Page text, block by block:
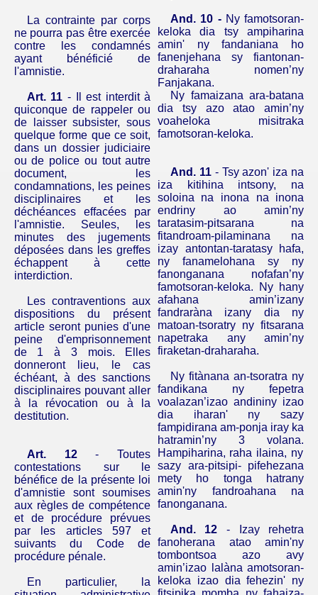
La contrainte par corps
ne pourra pas être exercée
contre les condamnés
ayant bénéficié de
l'amnistie.
Art. 11 - Il est interdit à
quiconque de rappeler ou
de laisser subsister, sous
quelque forme que ce soit,
dans un dossier judiciaire
ou de police ou tout autre
document, les
condamnations, les peines
disciplinaires et les
déchéances effacées par
l'amnistie. Seules, les
minutes des jugements
déposées dans les greffes
échappent à cette
interdiction.
Les contraventions aux
dispositions du présent
article seront punies d'une
peine d'emprisonnement
de 1 à 3 mois. Elles
donneront lieu, le cas
échéant, à des sanctions
disciplinaires pouvant aller
à la révocation ou à la
destitution.
Art. 12- Toutes
contestations sur le
bénéfice de la présente loi
d'amnistie sont soumises
aux règles de compétence
et de procédure prévues
par les articles 597 et
suivants du Code de
procédure pénale.
En particulier, la
And.10 -Ny famotsoran-
keloka dia tsy ampiharina
amin' ny fandaniana ho
fanenjehana sy fiantonan-
draharaha nomen’ny
Fanjakana.
Ny famaizana ara-batana
dia tsy azo atao amin’ny
voaheloka misitraka
famotsoran-keloka.
And.11- Tsy azon' iza na
iza kitihina intsony, na
soloina na inona na inona
endriny ao amin’ny
taratasim-pitsarana na
fitandroam-pilaminana na
izay antontan-taratasy hafa,
ny fanamelohana sy ny
fanonganana nofafan’ny
famotsoran-keloka. Ny hany
afahana amin’izany
fandraràna
izany dia ny
matoan-tsoratry ny fitsarana
napetraka any amin’ny
firaketan-draharaha.
Ny fitànana an-tsoratra ny
fandikana ny fepetra
voalazan’izao andininy izao
dia iharan' ny sazy
fampidirana am-ponja iray ka
hatramin’ny 3 volana.
Hampiharina, raha ilaina, ny
sazy ara-pitsipi- pifehezana
mety ho tonga hatrany
amin'ny fandroahana na
fanonganana.
And.12 - Izay rehetra
fanoherana atao amin'ny
tombontsoa azo avy
amin’izao lalàna amotsoran-
keloka izao dia fehezin' ny